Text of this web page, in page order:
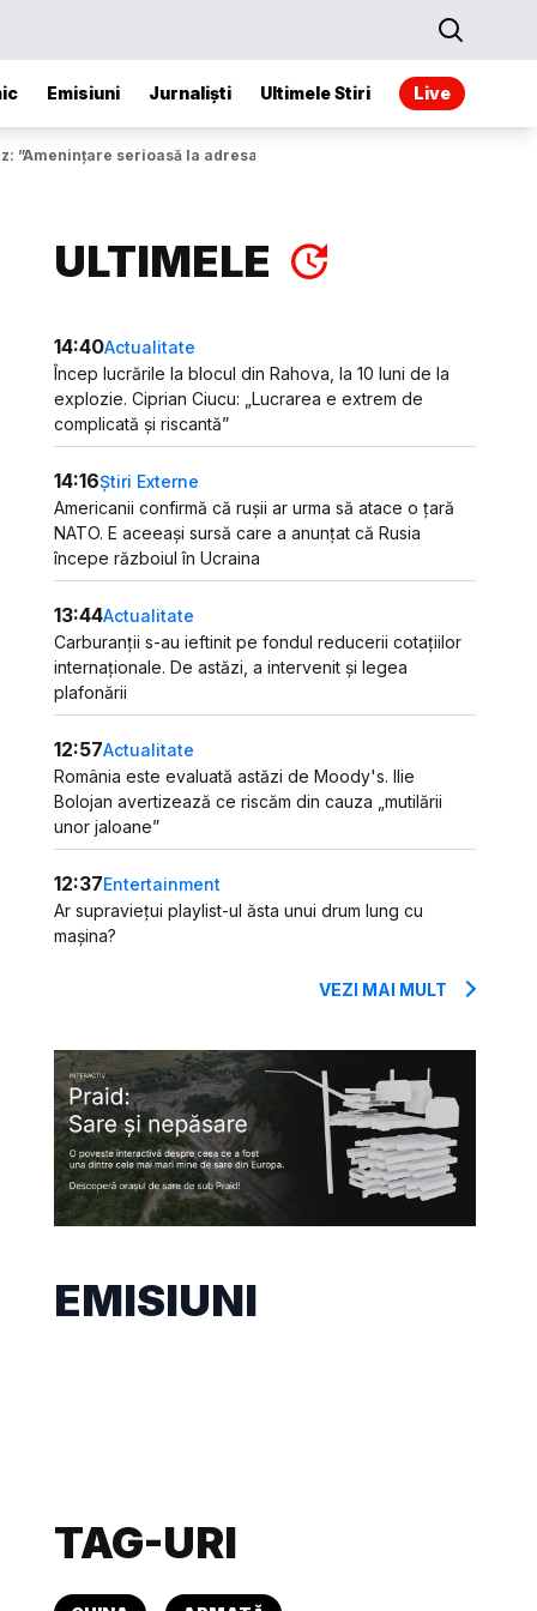
Emisiuni Jurnaliști Ultimele Stiri Live
serioasă la adresa securității naționale”
ULTIMELE
14:40Actualitate
Încep lucrările la blocul din Rahova, la 10 luni de la
explozie. Ciprian Ciucu: „Lucrarea e extrem de
complicată și riscantă”
14:16Știri Externe
Americanii confirmă că rușii ar urma să atace o țară
NATO. E aceeași sursă care a anunțat că Rusia
începe războiul în Ucraina
13:44Actualitate
Carburanții s-au ieftinit pe fondul reducerii cotațiilor
internaționale. De astăzi, a intervenit și legea
plafonării
12:57Actualitate
România este evaluată astăzi de Moody's. Ilie
Bolojan avertizează ce riscăm din cauza „mutilării
unor jaloane”
12:37Entertainment
Ar supraviețui playlist-ul ăsta unui drum lung cu
mașina?
VEZI MAI MULT
EMISIUNI
TAG-URI